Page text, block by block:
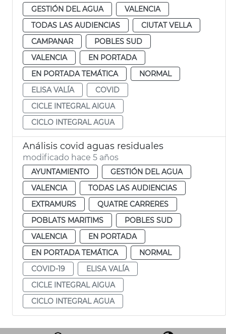
GESTIÓN DEL AGUA
VALENCIA
TODAS LAS AUDIENCIAS
CIUTAT VELLA
CAMPANAR
POBLES SUD
VALENCIA
EN PORTADA
EN PORTADA TEMÁTICA
NORMAL
ELISA VALÍA
COVID
CICLE INTEGRAL AIGUA
CICLO INTEGRAL AGUA
Análisis covid aguas residuales
modificado hace 5 años
AYUNTAMIENTO
GESTIÓN DEL AGUA
VALENCIA
TODAS LAS AUDIENCIAS
EXTRAMURS
QUATRE CARRERES
POBLATS MARITIMS
POBLES SUD
VALENCIA
EN PORTADA
EN PORTADA TEMÁTICA
NORMAL
COVID-19
ELISA VALÍA
CICLE INTEGRAL AIGUA
CICLO INTEGRAL AGUA